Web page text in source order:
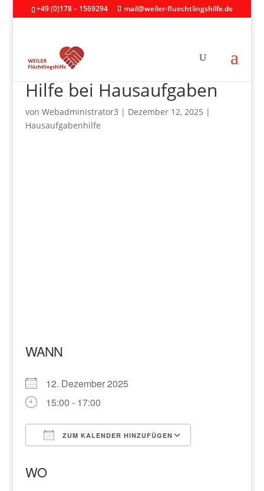
+49 (0)178 – 1569294 mail@weiler-fluechtlingshilfe.de
Hilfe bei Hausaufgaben
von Webadministrator3 | Dezember 12, 2025 |
Hausaufgabenhilfe
WANN
12. Dezember 2025
15:00 - 17:00
ZUM KALENDER HINZUFÜGEN
WO